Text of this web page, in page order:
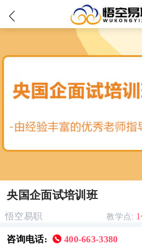
央国企面试培训班
悟空易职 教学点:
咨询电话: 400-663-3380